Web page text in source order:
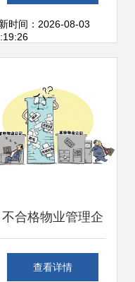
誉前行启新程
业年终回顾与展望
时间：2026-08-03
不合格物业管理企
业将被清出长沙市
查看详情